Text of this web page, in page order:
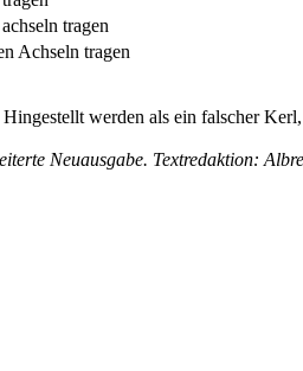
tragen
Achseln tragen
werden als ein falscher
Neuausgabe. Textredaktion: